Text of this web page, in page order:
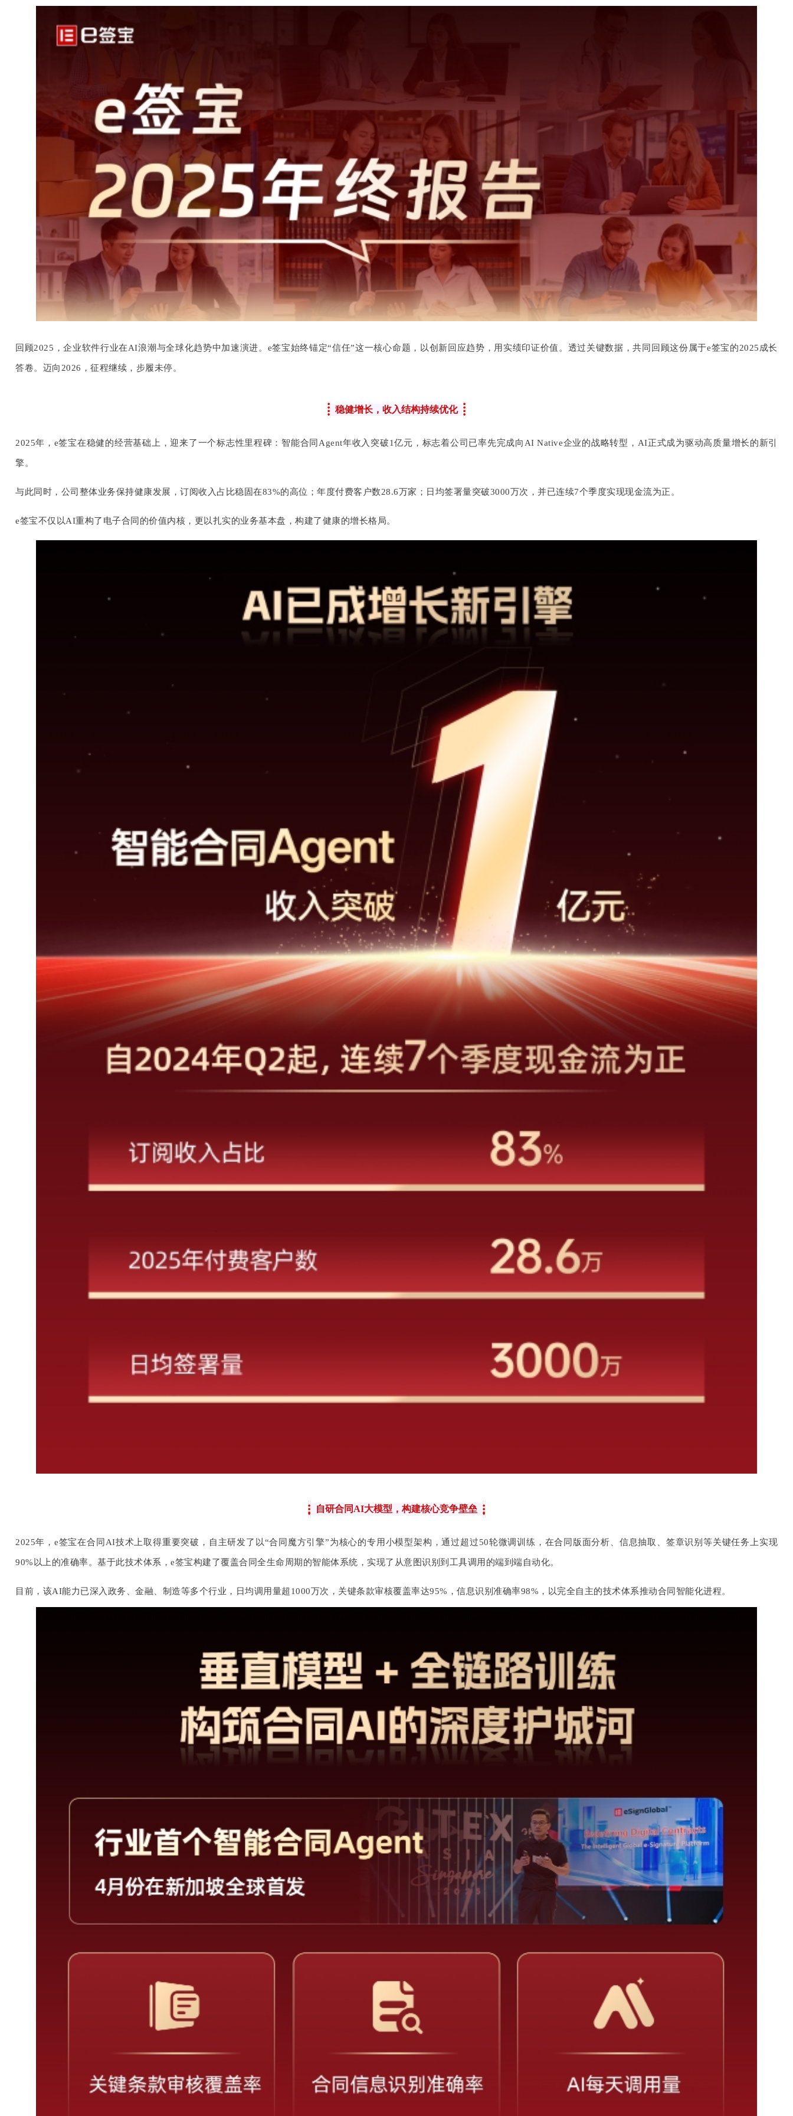
回顾2025，企业软件行业在AI浪潮与全球化趋势中加速演进。e签宝始终锚定“信任”这一核心命题，以创新回应趋势，用实绩印证价值。透过关键数据，共同回顾这份属于e签宝的2025成长
答卷。迈向2026，征程继续，步履未停。
稳健增长，收入结构持续优化
2025年，e签宝在稳健的经营基础上，迎来了一个标志性里程碑：智能合同Agent年收入突破1亿元，标志着公司已率先完成向AI Native企业的战略转型，AI正式成为驱动高质量增长的新引
擎。
与此同时，公司整体业务保持健康发展，订阅收入占比稳固在83%的高位；年度付费客户数28.6万家；日均签署量突破3000万次，并已连续7个季度实现现金流为正。
e签宝不仅以AI重构了电子合同的价值内核，更以扎实的业务基本盘，构建了健康的增长格局。
自研合同AI大模型，构建核心竞争壁垒
2025年，e签宝在合同AI技术上取得重要突破，自主研发了以“合同魔方引擎”为核心的专用小模型架构，通过超过50轮微调训练，在合同版面分析、信息抽取、签章识别等关键任务上实现
90%以上的准确率。基于此技术体系，e签宝构建了覆盖合同全生命周期的智能体系统，实现了从意图识别到工具调用的端到端自动化。
目前，该AI能力已深入政务、金融、制造等多个行业，日均调用量超1000万次，关键条款审核覆盖率达95%，信息识别准确率98%，以完全自主的技术体系推动合同智能化进程。